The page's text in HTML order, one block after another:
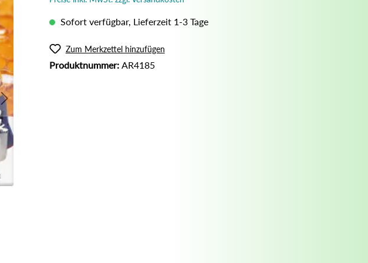
Körperöl
Massage / Peeling
Organic Butter
Sonnenschutz
Tattoo Pflege
Naturseife
Rouge
Sofort verfügbar, Lieferzeit 1-3 Tage
Zum Merkzettel hinzufügen
Produktnummer: AR4185